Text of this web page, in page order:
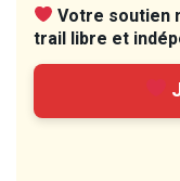
Votre soutien
trail libre et